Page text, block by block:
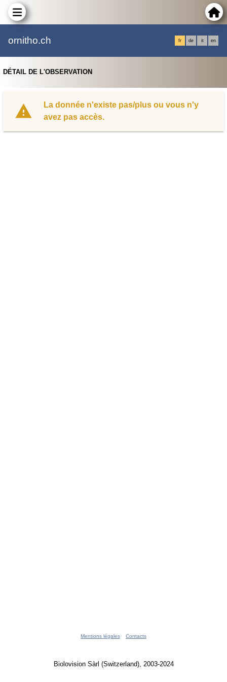
ornitho.ch fr de it en
DÉTAIL DE L'OBSERVATION
La donnée n'existe pas/plus ou vous n'y
avez pas accès.
Mentions légales Contacts
Biolovision Sàrl (Switzerland), 2003-2024